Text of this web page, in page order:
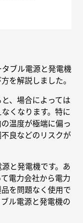
ブル電源と発電機
を解説しました。
、場合によっては
くなります。特に
温度が極端に偏っ
良などのリスクが
と発電機です。あ
電力会社から電力
を問題なく使用で
ル電源と発電機の